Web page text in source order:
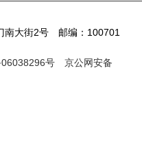
南大街2号 邮编：100701
号
京公网安备